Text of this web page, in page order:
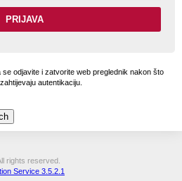
odjavite i zatvorite web preglednik nakon što
autentikaciju.
rights reserved.
Service 3.5.2.1